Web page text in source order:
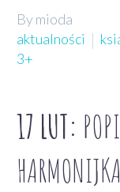
By mioda
aktualności
3+
17 LUT: